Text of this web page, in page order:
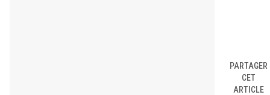
PARTAGER
CET
ARTICLE